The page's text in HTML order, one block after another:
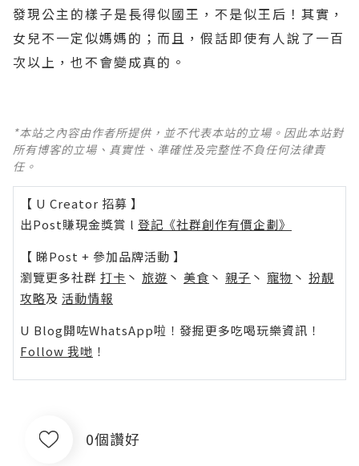
發現公主的樣子是長得似國王，不是似王后！其實，
女兒不一定似媽媽的；而且，假話即使有人說了一百
次以上，也不會變成真的。
*本站之內容由作者所提供，並不代表本站的立場。因此本站對
所有博客的立場、真實性、準確性及完整性不負任何法律責
任。
【 U Creator 招募 】
出Post賺現金獎賞 l 登記《社群創作有價企劃》
【 睇Post + 參加品牌活動 】
瀏覽更多社群 打卡 丶 旅遊 丶 美食 丶 親子 丶 寵物 丶 扮靚
攻略及 活動情報
U Blog開咗WhatsApp啦！發掘更多吃喝玩樂資訊！
Follow 我哋 ！
0個讚好